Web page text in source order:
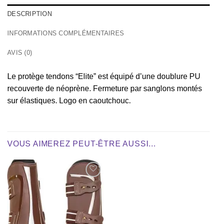
DESCRIPTION
INFORMATIONS COMPLÉMENTAIRES
AVIS (0)
Le protège tendons “Elite” est équipé d’une doublure PU
recouverte de néoprène. Fermeture par sanglons montés
sur élastiques. Logo en caoutchouc.
VOUS AIMEREZ PEUT-ÊTRE AUSSI…
Ajouter
à la liste
souhaits